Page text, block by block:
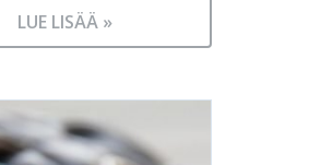
LUE LISÄÄ »